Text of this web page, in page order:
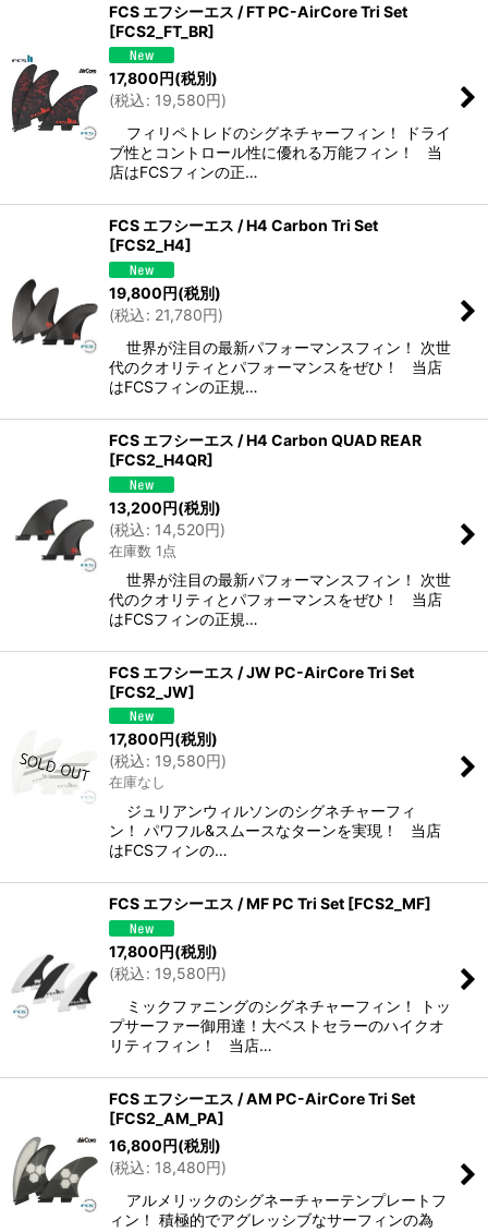
FCS エフシーエス / FT PC-AirCore Tri Set
[FCS2_FT_BR]
17,800円(税別)
(税込: 19,580円)
フィリペトレドのシグネチャーフィン！ ドライ
ブ性とコントロール性に優れる万能フィン！ 当
店はFCSフィンの正…
FCS エフシーエス / H4 Carbon Tri Set
[FCS2_H4]
19,800円(税別)
(税込: 21,780円)
世界が注目の最新パフォーマンスフィン！ 次世
代のクオリティとパフォーマンスをぜひ！ 当店
はFCSフィンの正規…
FCS エフシーエス / H4 Carbon QUAD REAR
[FCS2_H4QR]
13,200円(税別)
(税込: 14,520円)
在庫数 1点
世界が注目の最新パフォーマンスフィン！ 次世
代のクオリティとパフォーマンスをぜひ！ 当店
はFCSフィンの正規…
FCS エフシーエス / JW PC-AirCore Tri Set
[FCS2_JW]
17,800円(税別)
(税込: 19,580円)
在庫なし
ジュリアンウィルソンのシグネチャーフィ
ン！ パワフル&スムースなターンを実現！ 当店
はFCSフィンの…
FCS エフシーエス / MF PC Tri Set [FCS2_MF]
17,800円(税別)
(税込: 19,580円)
ミックファニングのシグネチャーフィン！ トッ
プサーファー御用達！大ベストセラーのハイクオ
リティフィン！ 当店…
FCS エフシーエス / AM PC-AirCore Tri Set
[FCS2_AM_PA]
16,800円(税別)
(税込: 18,480円)
アルメリックのシグネーチャーテンプレートフ
ィン！ 積極的でアグレッシブなサーフィンの為